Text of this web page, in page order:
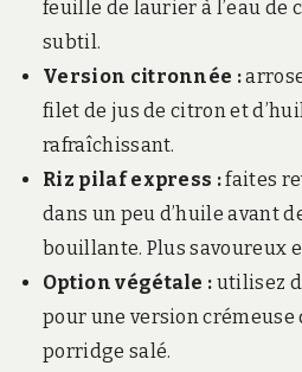
feuille de laurier à l’eau de
subtil.
Version citronnée :
filet de jus de citron et
rafraîchissant.
Riz pilaf express :faites
dans un peu d’huile avant
bouillante. Plus savoureux
Option végétale : utilisez
pour une version crémeuse
porridge salé.